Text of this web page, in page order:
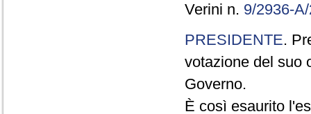
Verini n. 9/2936-
PRESIDENTE.
votazione del suo
Governo.
È così esaurito